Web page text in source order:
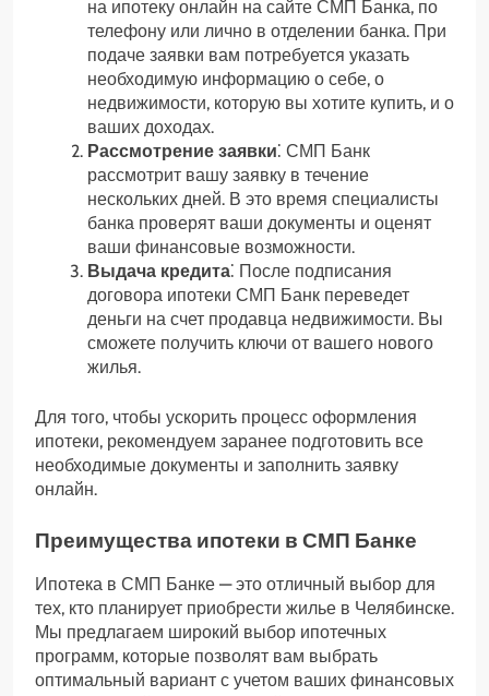
на ипотеку онлайн на сайте СМП Банка, по
телефону или лично в отделении банка. При
подаче заявки вам потребуется указать
необходимую информацию о себе, о
недвижимости, которую вы хотите купить, и о
ваших доходах.
Рассмотрение заявки⁚ СМП Банк
рассмотрит вашу заявку в течение
нескольких дней. В это время специалисты
банка проверят ваши документы и оценят
ваши финансовые возможности.
Выдача кредита⁚ После подписания
договора ипотеки СМП Банк переведет
деньги на счет продавца недвижимости. Вы
сможете получить ключи от вашего нового
жилья.
Для того, чтобы ускорить процесс оформления
ипотеки, рекомендуем заранее подготовить все
необходимые документы и заполнить заявку
онлайн.
Преимущества ипотеки в СМП Банке
Ипотека в СМП Банке — это отличный выбор для
тех, кто планирует приобрести жилье в Челябинске.
Мы предлагаем широкий выбор ипотечных
программ, которые позволят вам выбрать
оптимальный вариант с учетом ваших финансовых